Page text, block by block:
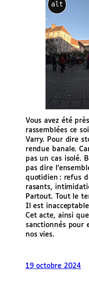
alt
Vous avez été
rassemblées ce
Varry. Pour dire
rendue banale.
pas un cas isolé.
pas dire
quotidien : refus
rasants,
Partout. Tout le
Il est
Cet acte, ainsi
sanctionnés pour
nos vies.
19 octobre 2024